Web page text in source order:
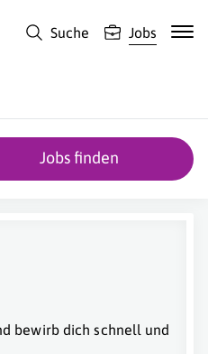
Suche Jobs
Jobs finden
bewirb dich schnell und